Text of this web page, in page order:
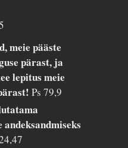
meie pääste
pärast, ja
lepitus meie
Ps 79,9